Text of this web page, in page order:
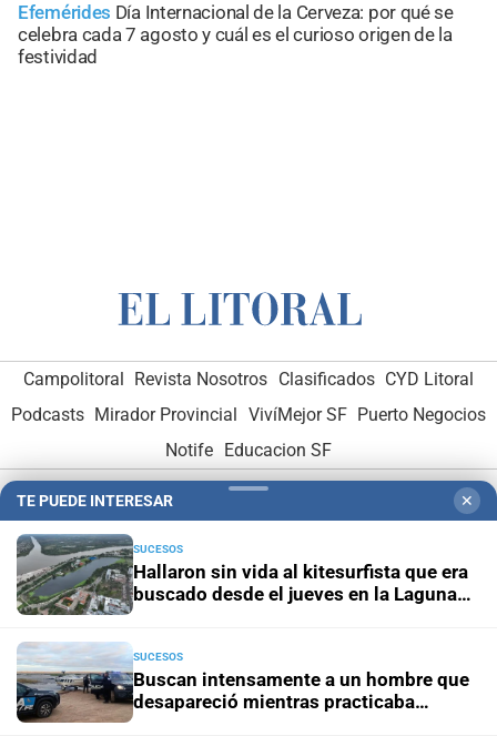
Efemérides Día Internacional de la Cerveza: por qué se
celebra cada 7 agosto y cuál es el curioso origen de la
festividad
Campolitoral Revista Nosotros Clasificados CYD Litoral
Podcasts Mirador Provincial VivíMejor SF Puerto Negocios
Notife Educacion SF
Hemeroteca Digital (1930-1979)
Administración y Publicidad
Opcionales con El Litoral-MediaKit
TE PUEDE INTERESAR ✕
SUCESOS
Hallaron sin vida al kitesurfista que era
buscado desde el jueves en la Laguna
SUCESOS
Buscan intensamente a un hombre que
desapareció mientras practicaba